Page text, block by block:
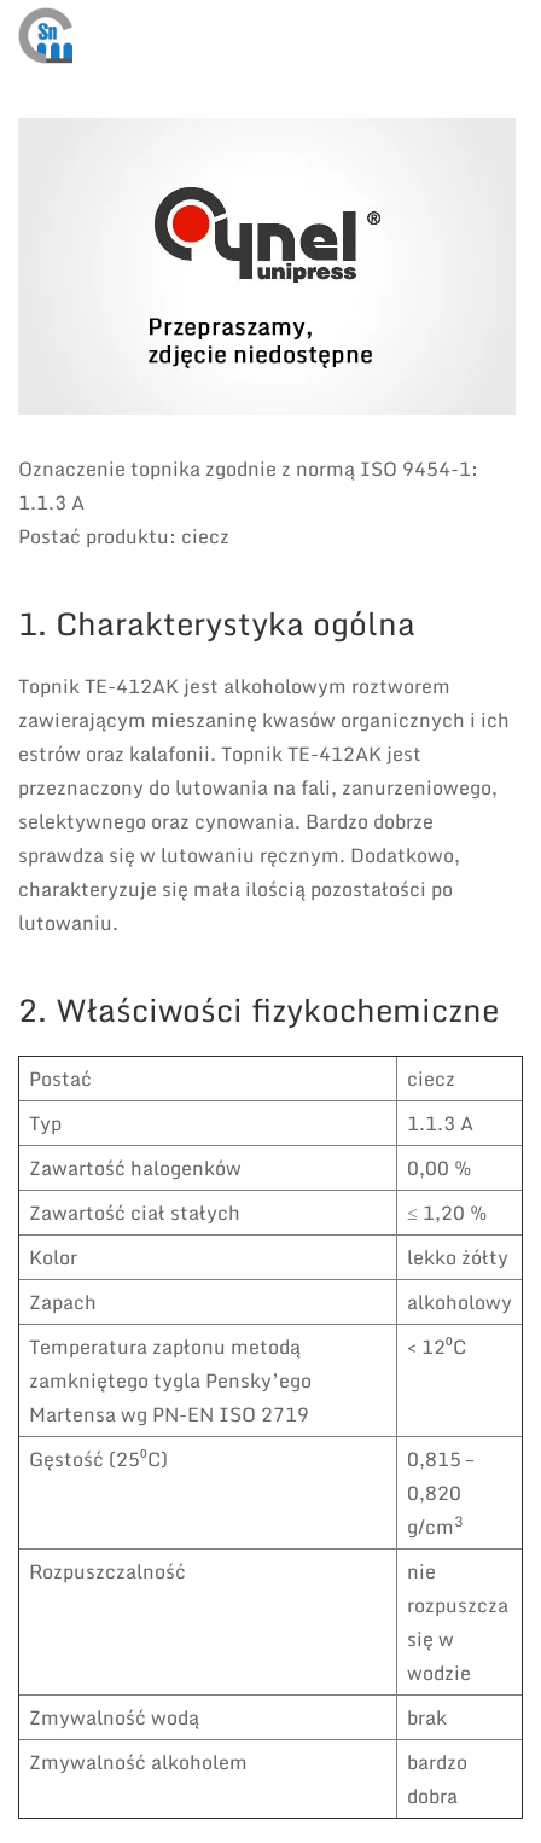
Oznaczenie topnika zgodnie z normą ISO 9454-1:
1.1.3 A
Postać produktu: ciecz
1. Charakterystyka ogólna
Topnik TE-412AK jest alkoholowym roztworem
zawierającym mieszaninę kwasów organicznych i ich
estrów oraz kalafonii. Topnik TE-412AK jest
przeznaczony do lutowania na fali, zanurzeniowego,
selektywnego oraz cynowania. Bardzo dobrze
sprawdza się w lutowaniu ręcznym. Dodatkowo,
charakteryzuje się mała ilością pozostałości po
lutowaniu.
2. Właściwości fizykochemiczne
Postać
ciecz
Typ
1.1.3 A
Zawartość halogenków
0,00 %
Zawartość ciał stałych
≤ 1,20 %
Kolor
lekko żółty
Zapach
alkoholowy
Temperatura zapłonu metodą
zamkniętego tygla Pensky’ego
Martensa wg PN-EN ISO 2719
< 12⁰C
Gęstość (25⁰C)
0,815 –
0,820
g/cm3
Rozpuszczalność
nie
rozpuszcza
się w
wodzie
Zmywalność wodą
brak
Zmywalność alkoholem
bardzo
dobra